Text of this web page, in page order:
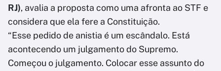
RJ), avalia a proposta como uma afronta ao STF e
considera que ela fere a Constituição.
“Esse pedido de anistia é um escândalo. Está
acontecendo um julgamento do Supremo.
Começou o julgamento. Colocar esse assunto do